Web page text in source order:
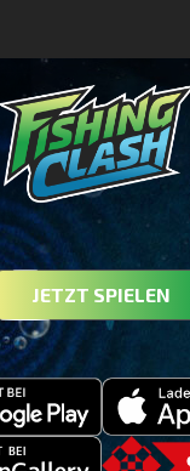
JETZT SPIELEN